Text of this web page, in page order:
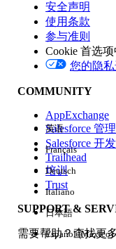
版本
体验
安全声明
使用条款
参与准则
Cookie 首选
您的隐
COMMUNITY
AppExchange
Salesforce 管
Salesforce 开
Trailhead
培训
Trust
SUPPORT &
需要帮助？查找更
英语
Français
Deutsch
Italiano
日本語
Español (México)